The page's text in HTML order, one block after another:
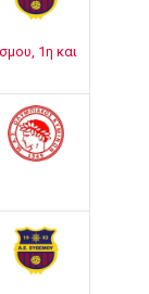
1η και